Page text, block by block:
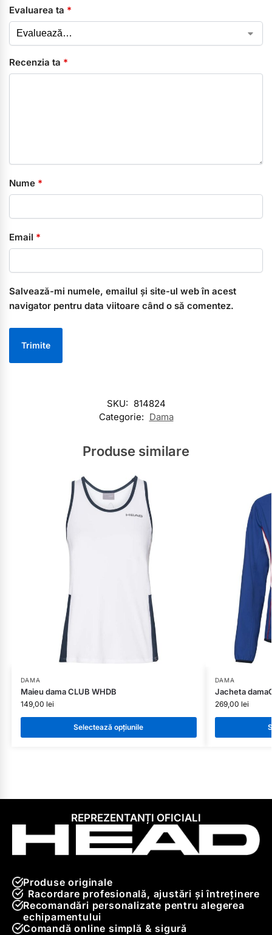
Evaluarea ta *
Recenzia ta *
Nume *
Email *
Salvează-mi numele, emailul și site-ul web în acest
navigator pentru data viitoare când o să comentez.
SKU: 814824
Categorie: Dama
Produse similare
DAMA
Maieu dama CLUB WHDB
149,00 lei
Selectează opțiunile
DAMA
Jacheta
269,00 lei
REPREZENTANȚI OFICIALI
Produse originale
Racordare profesională, ajustări și întreținere
Recomandări personalizate pentru alegerea
echipamentului
Comandă online simplă & sigură